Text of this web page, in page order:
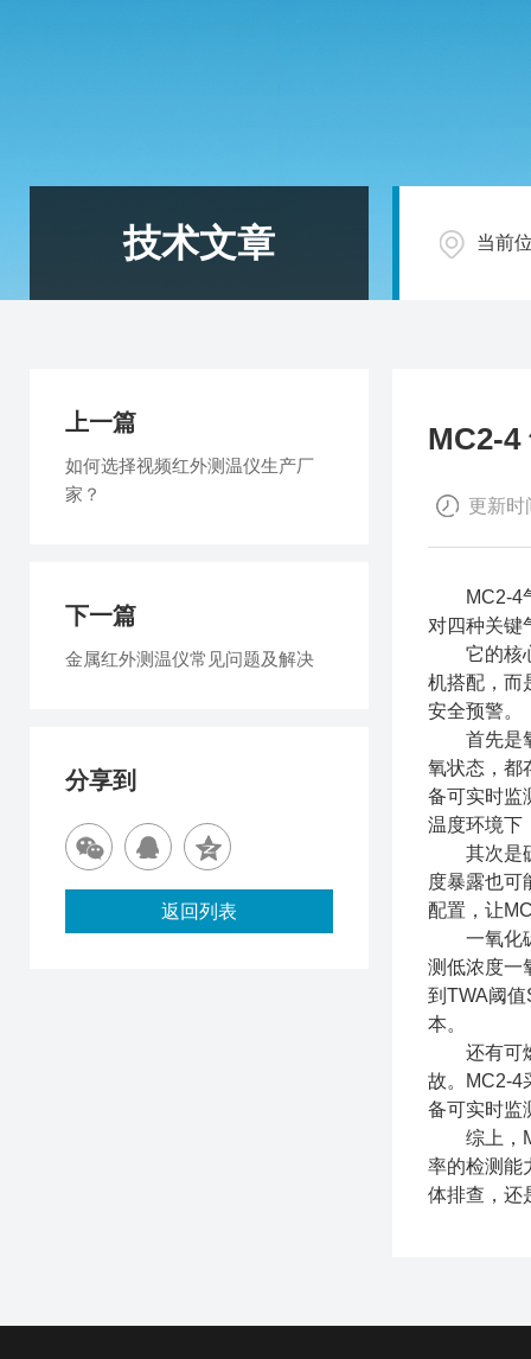
技术文章 当前
MC2-4
更新时
MC2-4气
对四种关键
它的核心
机搭配，而
安全预警。
首先是氧
氧状态，都
备可实时监
温度环境下
其次是硫
度暴露也可
配置，让
一氧化碳
测低浓度一
到TWA阈
本。
还有可燃
故。MC2-4
备可实时监
综上，
率的检测能
体排查，还
上一篇
如何选择视频红外测温仪生产厂
家？
下一篇
金属红外测温仪常见问题及解决
分享到
返回列表